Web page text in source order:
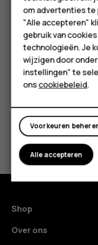
HMD
Voor
Tablets
Shop
Mijn account
de gebeurtenis en
Een afspraak
Tik op de
Tik opmore_vert>
Was deze
Ja Nee
Shop
Over ons
om advertenties te
"Alle accepteren"
gebruik van
technologieën. Je
wijzigen door
instellingen" te
onscookiebeleid.
Voorkeuren
Alle accepteren